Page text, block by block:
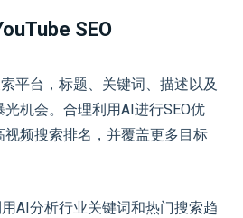
SEO
平台，标题、关键词、描述以及
机会。合理利用AI进行SEO优
频搜索排名，并覆盖更多目标
AI分析行业关键词和热门搜索趋